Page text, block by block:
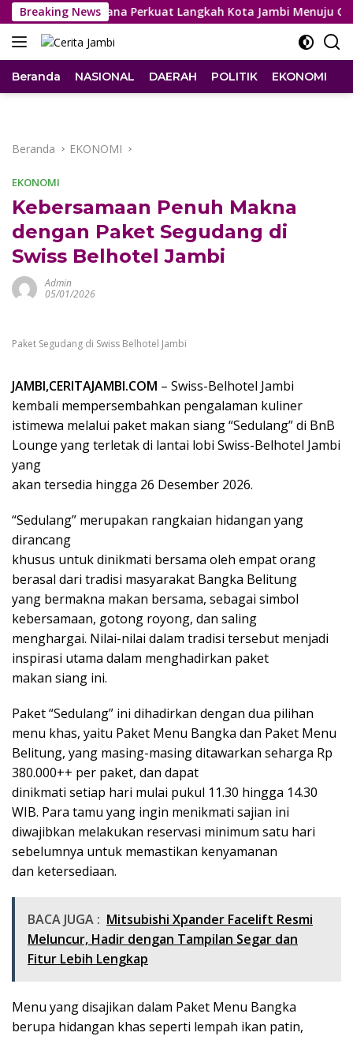
Langsung
ke
konten
Breaking News
Kota Maulana Perkuat Langkah Kota Jambi Menuju Green
Beranda NASIONAL DAERAH POLITIK EKONOMI
Beranda EKONOMI
EKONOMI
Kebersamaan Penuh Makna
dengan Paket Segudang di
Swiss Belhotel Jambi
Admin
05/01/2026
Paket Segudang di Swiss Belhotel Jambi
JAMBI,CERITAJAMBI.COM – Swiss-Belhotel Jambi
kembali mempersembahkan pengalaman kuliner
istimewa melalui paket makan siang “Sedulang” di BnB
Lounge yang terletak di lantai lobi Swiss-Belhotel Jambi
yang
akan tersedia hingga 26 Desember 2026.
“Sedulang” merupakan rangkaian hidangan yang
dirancang
khusus untuk dinikmati bersama oleh empat orang
berasal dari tradisi masyarakat Bangka Belitung
yang bermakna makan bersama, sebagai simbol
kebersamaan, gotong royong, dan saling
menghargai. Nilai-nilai dalam tradisi tersebut menjadi
inspirasi utama dalam menghadirkan paket
makan siang ini.
Paket “Sedulang” ini dihadirkan dengan dua pilihan
menu khas, yaitu Paket Menu Bangka dan Paket Menu
Belitung, yang masing-masing ditawarkan seharga Rp
380.000++ per paket, dan dapat
dinikmati setiap hari mulai pukul 11.30 hingga 14.30
WIB. Para tamu yang ingin menikmati sajian ini
diwajibkan melakukan reservasi minimum satu hari
sebelumnya untuk memastikan kenyamanan
dan ketersediaan.
BACA JUGA : Mitsubishi Xpander Facelift Resmi
Meluncur, Hadir dengan Tampilan Segar dan
Fitur Lebih Lengkap
Menu yang disajikan dalam Paket Menu Bangka
berupa hidangan khas seperti lempah ikan patin,